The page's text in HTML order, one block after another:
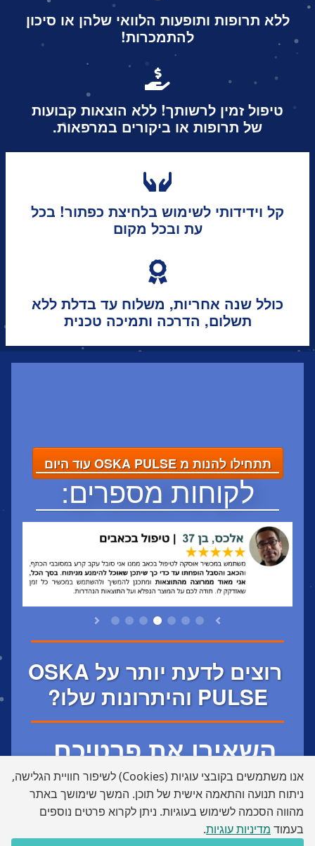
ללא תרופות ותופעות הלוואי שלהן או סיכון
להתמכרות!
טיפול זמין לרשותך! ללא הוצאות קבועות
של תרופות או ביקורים במרפאות.
קל וידידותי לשימוש בלחיצת כפתור! בכל
עת ובכל מקום
כולל שנה אחריות, משלוח עד בדלת ללא
תשלום, הדרכה ותמיכה טכנית
תתחילו להנות מ OSKA PULSE עוד היום
לקוחות מספרים:
רוצים לדעת יותר על OSKA
PULSE והיתרונות שלו?
השאירו את פרטיכם
▼▼לייעוץ חינם
ולהזמנה▼▼
אנו משתמשים בקובצי עוגיות (Cookies) לשיפור חוויית הגלישה,
ניתוח תנועה והתאמה אישית של תוכן. המשך שימושך באתר
מהווה הסכמה לשימוש בעוגיות. ניתן לקרוא פרטים נוספים
בעמוד מדיניות עוגיות.